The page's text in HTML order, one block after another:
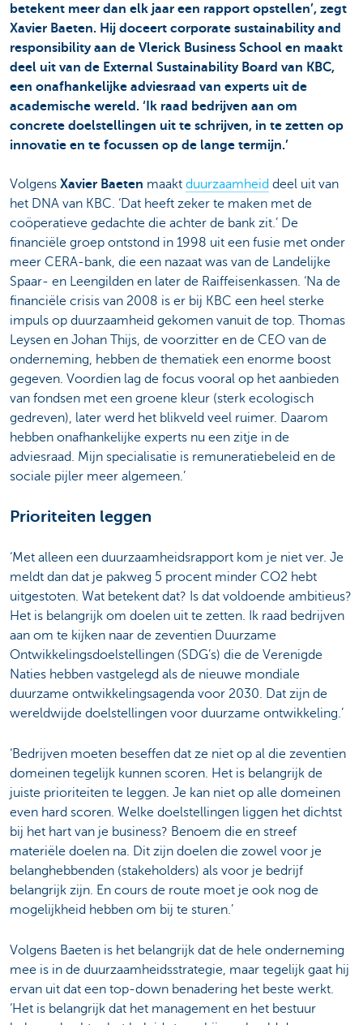
betekent meer dan elk jaar een rapport opstellen’, zegt
Xavier Baeten. Hij doceert corporate sustainability and
responsibility aan de Vlerick Business School en maakt
deel uit van de External Sustainability Board van KBC,
een onafhankelijke adviesraad van experts uit de
academische wereld. ‘Ik raad bedrijven aan om
concrete doelstellingen uit te schrijven, in te zetten op
innovatie en te focussen op de lange termijn.’
Volgens Xavier Baeten maakt duurzaamheid deel uit van
het DNA van KBC. ‘Dat heeft zeker te maken met de
coöperatieve gedachte die achter de bank zit.’ De
financiële groep ontstond in 1998 uit een fusie met onder
meer CERA-bank, die een nazaat was van de Landelijke
Spaar- en Leengilden en later de Raiffeisenkassen. ‘Na de
financiële crisis van 2008 is er bij KBC een heel sterke
impuls op duurzaamheid gekomen vanuit de top. Thomas
Leysen en Johan Thijs, de voorzitter en de CEO van de
onderneming, hebben de thematiek een enorme boost
gegeven. Voordien lag de focus vooral op het aanbieden
van fondsen met een groene kleur (sterk ecologisch
gedreven), later werd het blikveld veel ruimer. Daarom
hebben onafhankelijke experts nu een zitje in de
adviesraad. Mijn specialisatie is remuneratiebeleid en de
sociale pijler meer algemeen.’
Prioriteiten leggen
‘Met alleen een duurzaamheidsrapport kom je niet ver. Je
meldt dan dat je pakweg 5 procent minder CO2 hebt
uitgestoten. Wat betekent dat? Is dat voldoende ambitieus?
Het is belangrijk om doelen uit te zetten. Ik raad bedrijven
aan om te kijken naar de zeventien Duurzame
Ontwikkelingsdoelstellingen (SDG’s) die de Verenigde
Naties hebben vastgelegd als de nieuwe mondiale
duurzame ontwikkelingsagenda voor 2030. Dat zijn de
wereldwijde doelstellingen voor duurzame ontwikkeling.’
‘Bedrijven moeten beseffen dat ze niet op al die zeventien
domeinen tegelijk kunnen scoren. Het is belangrijk de
juiste prioriteiten te leggen. Je kan niet op alle domeinen
even hard scoren. Welke doelstellingen liggen het dichtst
bij het hart van je business? Benoem die en streef
materiële doelen na. Dit zijn doelen die zowel voor je
belanghebbenden (stakeholders) als voor je bedrijf
belangrijk zijn. En cours de route moet je ook nog de
mogelijkheid hebben om bij te sturen.’
Volgens Baeten is het belangrijk dat de hele onderneming
mee is in de duurzaamheidsstrategie, maar tegelijk gaat hij
ervan uit dat een top-down benadering het beste werkt.
‘Het is belangrijk dat het management en het bestuur